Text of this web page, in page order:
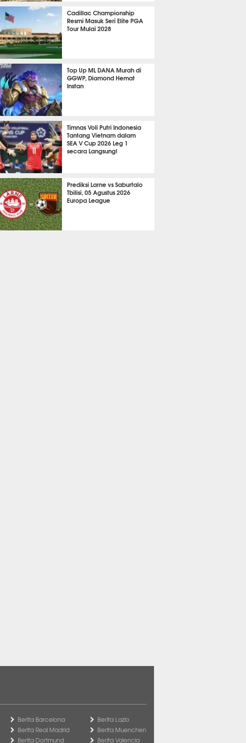
TINJU
Cadillac Championship
Resmi Masuk Seri Elite PGA
Tour Mulai 2028
GOLF
Top Up ML DANA Murah di
GGWP, Diamond Hemat
Instan
ESPORTS
Timnas Voli Putri Indonesia
Tantang Vietnam dalam
SEA V Cup 2026 Leg 1
secara Langsung!
OLAHRAGA LAIN
Prediksi Larne vs Saburtalo
Tbilisi, 05 Agustus 2026
Europa League
Berita Barcelona
Berita Real Madrid
Berita Dortmund
Berita Lazio
Berita Muenchen
Berita Valencia